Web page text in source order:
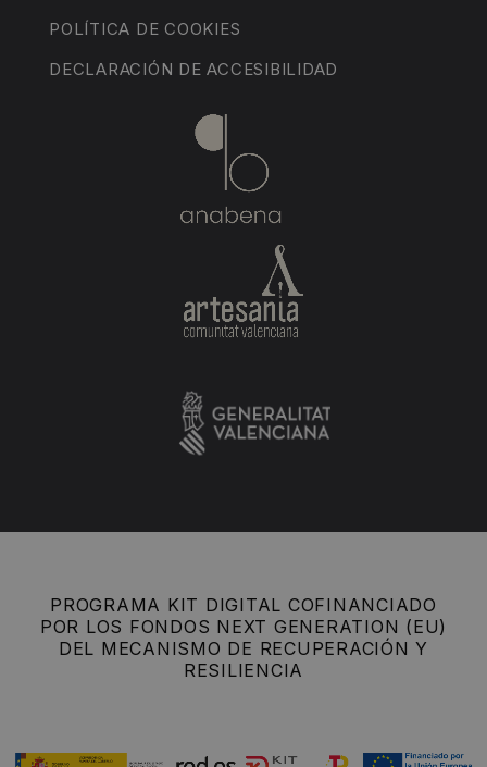
POLÍTICA DE COOKIES
DECLARACIÓN DE ACCESIBILIDAD
PROGRAMA KIT DIGITAL COFINANCIADO
POR LOS FONDOS NEXT GENERATION (EU)
DEL MECANISMO DE RECUPERACIÓN Y
RESILIENCIA